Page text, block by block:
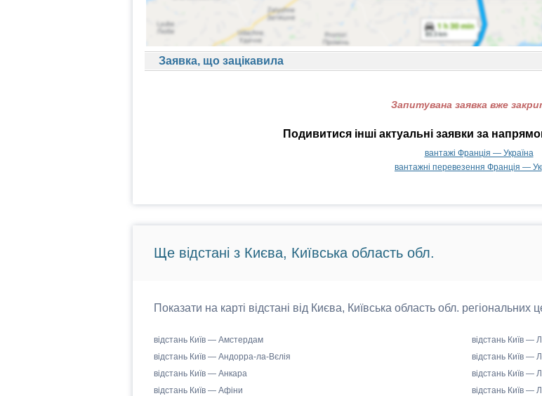
Заявка, що зацікавила
Запитувана заявка вже
Подивитися інші актуальні заявки за
вантажі Франція — Україна
вантажні перевезення Франція —
Ще відстані з Києва, Київська область обл.
Показати на карті відстані від Києва, Київська область обл. регіональних
відстань Київ — Амстердам
відстань Київ — Андорра-ла-Вєлія
відстань Київ — Анкара
відстань Київ — Афіни
відстань Київ —
відстань Київ —
відстань Київ —
відстань Київ —